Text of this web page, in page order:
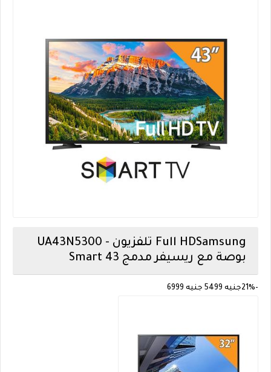
Samsung
UA43N5300 - تلفزيون Full HD
Smart 43 بوصة مع ريسيفر مدمج
-21% جنيه 5499 جنيه 6999